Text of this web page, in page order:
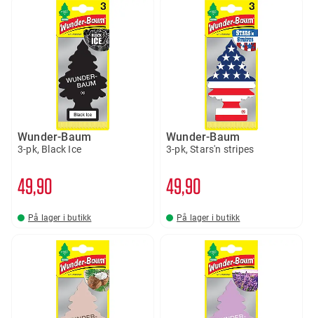
Wunder-Baum
3-pk, Black Ice
49 90
På lager i butikk
Wunder-Baum
3-pk, Stars'n stripes
49 90
På lager i butikk